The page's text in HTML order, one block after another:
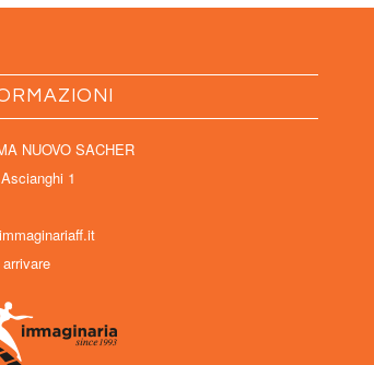
NUOVO SACHER
1